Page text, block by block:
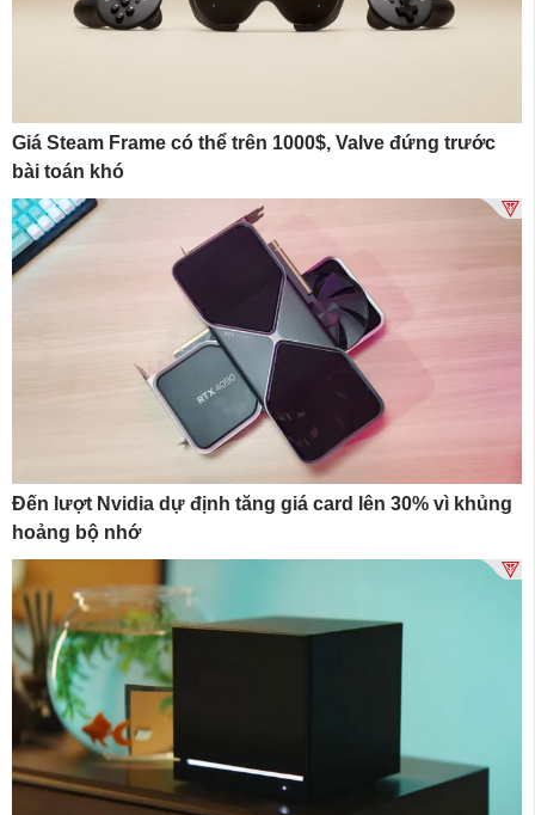
Giá Steam Frame có thể trên 1000$, Valve đứng trước
bài toán khó
Đến lượt Nvidia dự định tăng giá card lên 30% vì khủng
hoảng bộ nhớ